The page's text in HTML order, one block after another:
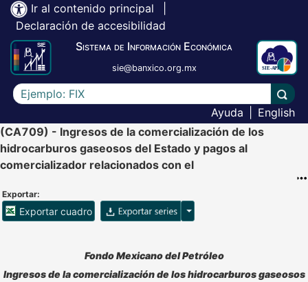
Ir al contenido principal
Declaración de accesibilidad
Sistema de Información Económica
sie@banxico.org.mx
Escriba el texto a buscar
Ayuda
English
(CA709) - Ingresos de la comercialización de los
hidrocarburos gaseosos del Estado y pagos al
comercializador relacionados con el
Exportar:
Exportar cuadro Opciones para exportar
Accesibilidad de Cuadros Analíticos, al exportar el cuadro
Fondo Mexicano del Petróleo
Ingresos de la comercialización de los hidrocarburos gaseosos